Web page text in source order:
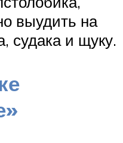
выудить на
судака и щуку.